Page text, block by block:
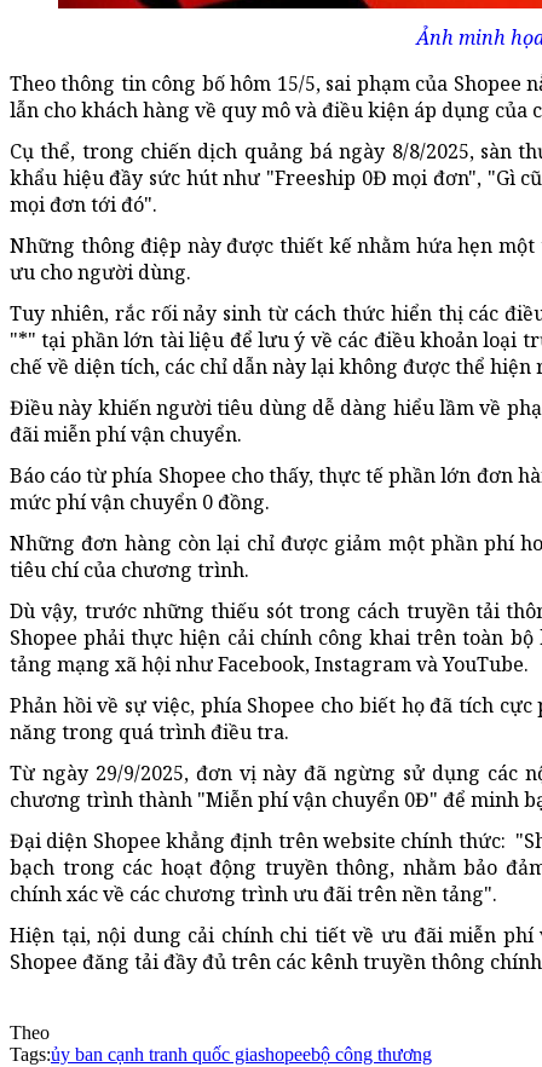
Ảnh minh
Theo thông tin công bố hôm 15/5, sai phạm của
lẫn cho khách hàng về quy mô và điều kiện áp dụng
Cụ thể, trong chiến dịch quảng bá ngày 8/8/2025, sàn
khẩu hiệu đầy sức hút như "Freeship 0Đ mọi đơn", "Gì
mọi đơn tới đó".
Những thông điệp này được thiết kế nhằm hứa hẹn
ưu cho người dùng.
Tuy nhiên, rắc rối nảy sinh từ cách thức hiển thị các
"*" tại phần lớn tài liệu để lưu ý về các điều khoản loại
chế về diện tích, các chỉ dẫn này lại không được thể hiện
Điều này khiến người tiêu dùng dễ dàng hiểu lầm về
đãi miễn phí vận chuyển.
Báo cáo từ phía Shopee cho thấy, thực tế phần lớn đơn
mức phí vận chuyển 0 đồng.
Những đơn hàng còn lại chỉ được giảm một phần phí
tiêu chí của chương trình.
Dù vậy, trước những thiếu sót trong cách truyền tải
Shopee phải thực hiện cải chính công khai trên toàn
tảng mạng xã hội như Facebook, Instagram và YouTube.
Phản hồi về sự việc, phía Shopee cho biết họ đã tích
năng trong quá trình điều tra.
Từ ngày 29/9/2025, đơn vị này đã ngừng sử dụng các
chương trình thành "Miễn phí vận chuyển 0Đ" để minh
Đại diện Shopee khẳng định trên website chính thức:
bạch trong các hoạt động truyền thông, nhằm bảo
chính xác về các chương trình ưu đãi trên nền tảng".
Hiện tại, nội dung cải chính chi tiết về ưu đãi miễn phí
Shopee đăng tải đầy đủ trên các kênh truyền thông
Theo
Tags:ủy ban cạnh tranh quốc giashopeebộ công thương